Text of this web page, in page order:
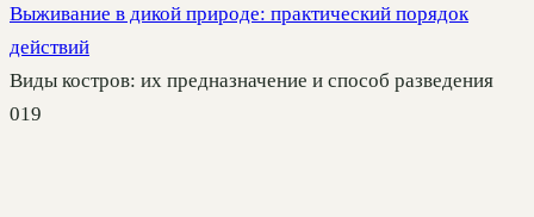
Выживание в дикой природе: практический порядок
действий
Виды костров: их предназначение и способ разведения
019